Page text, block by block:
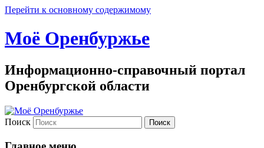
Перейти к основному содержимому
Моё Оренбуржье
Информационно-справочный портал
Оренбургской области
Поиск